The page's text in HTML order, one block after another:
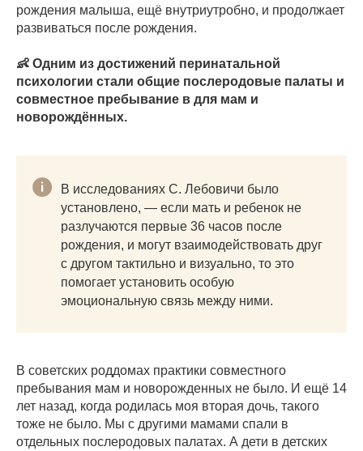
рождения малыша, ещё внутриутробно, и продолжает
развиваться после рождения.
👶 Одним из достижений перинатальной
психологии стали общие послеродовые палаты и
совместное пребывание в для мам и
новорождённых.
В исследованиях С. Лебовичи было
установлено, — если мать и ребенок не
разлучаются первые 36 часов после
рождения, и могут взаимодействовать друг
с другом тактильно и визуально, то это
помогает установить особую
эмоциональную связь между ними.
В советских роддомах практики совместного
пребывания мам и новорожденных не было. И ещё 14
лет назад, когда родилась моя вторая дочь, такого
тоже не было. Мы с другими мамами спали в
отдельных послеродовых палатах. А дети в детских